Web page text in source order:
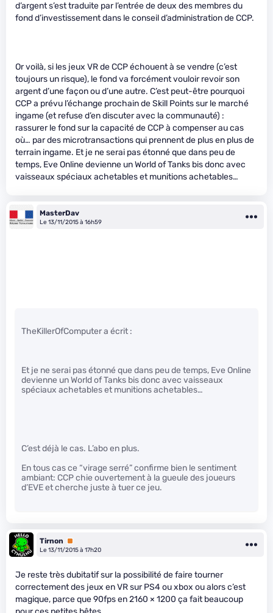
d’argent s’est traduite par l’entrée de deux des membres du
fond d’investissement dans le conseil d’administration de CCP.
Or voilà, si les jeux VR de CCP échouent à se vendre (c’est
toujours un risque), le fond va forcément vouloir revoir son
argent d’une façon ou d’une autre. C’est peut-être pourquoi
CCP a prévu l’échange prochain de Skill Points sur le marché
ingame (et refuse d’en discuter avec la communauté) :
rassurer le fond sur la capacité de CCP à compenser au cas
où… par des microtransactions qui prennent de plus en plus de
terrain ingame. Et je ne serai pas étonné que dans peu de
temps, Eve Online devienne un World of Tanks bis donc avec
vaisseaux spéciaux achetables et munitions achetables…
MasterDav
Le 13/11/2015 à 16h59
TheKillerOfComputer a écrit :
Et je ne serai pas étonné que dans peu de temps, Eve Online
devienne un World of Tanks bis donc avec vaisseaux
spéciaux achetables et munitions achetables…
C’est déjà le cas. L’abo en plus.
En tous cas ce “virage serré” confirme bien le sentiment
ambiant: CCP chie ouvertement à la gueule des joueurs
d’EVE et cherche juste à tuer ce jeu.
Tirnon
Premium
Le 13/11/2015 à 17h20
Je reste très dubitatif sur la possibilité de faire tourner
correctement des jeux en VR sur PS4 ou xbox ou alors c’est
magique, parce que 90fps en 2160 × 1200 ça fait beaucoup